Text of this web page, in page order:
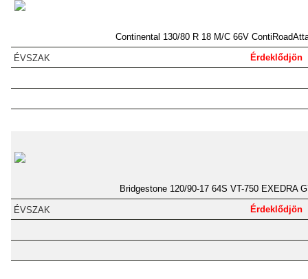
Continental 130/80 R 18 M/C 66V
Érdeklődjön
Bridgestone 120/90-17 64S VT-750 EXEDRA
Érdeklődjön